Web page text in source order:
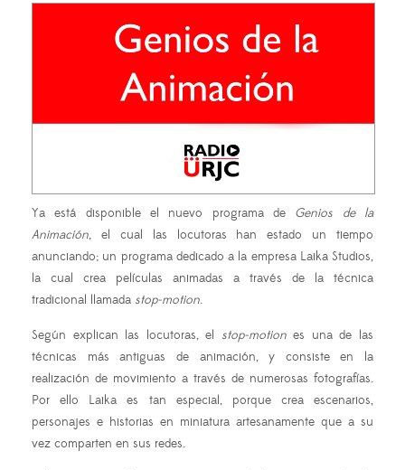
Ya está disponible el nuevo programa de Genios de la
Animación, el cual las locutoras han estado un tiempo
anunciando; un programa dedicado a la empresa Laika Studios,
la cual crea películas animadas a través de la técnica
tradicional llamada stop-motion.
Según explican las locutoras, el stop-motiones una de las
técnicas más antiguas de animación, y consiste en la
realización de movimiento a través de numerosas fotografías.
Por ello Laika es tan especial, porque crea escenarios,
personajes e historias en miniatura artesanamente que a su
vez comparten en sus redes.